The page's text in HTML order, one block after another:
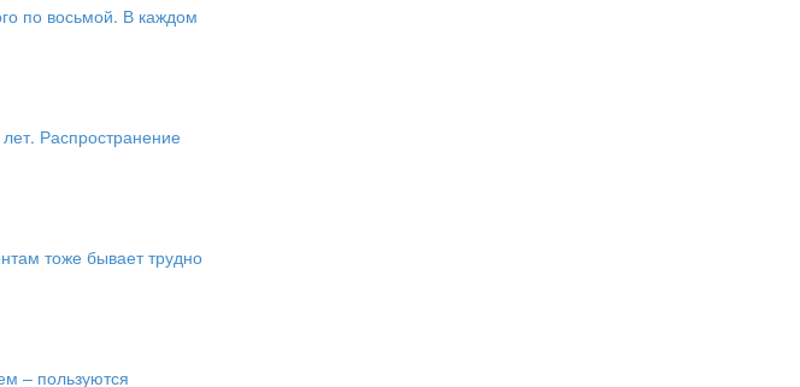
по восьмой. В каждом
Распространение
тоже бывает трудно
– пользуются